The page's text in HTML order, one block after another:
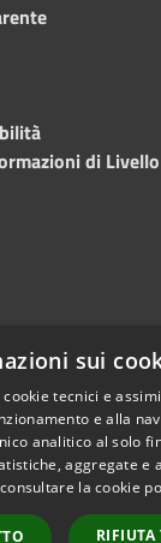
di
by
sui
tecnici e
e alla
analitico al solo
aggregate e
la cookie
RIFIUTA